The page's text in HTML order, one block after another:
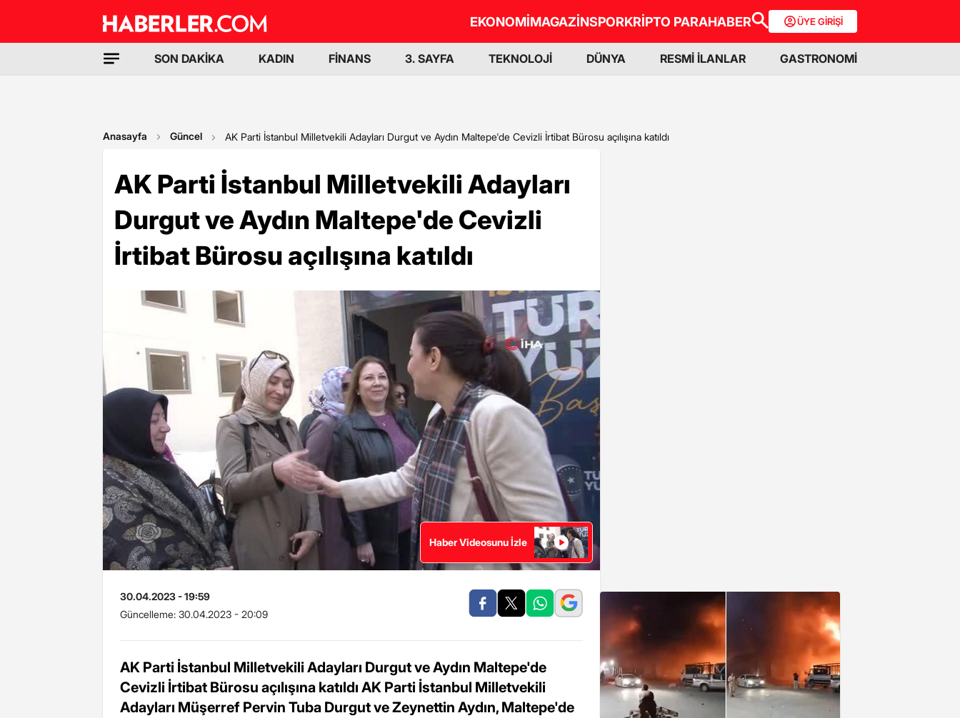
EKONOMİMAGAZİNSPORKRİPTO PARAHABER ÜYE GİRİŞİ
SON DAKİKA KADIN FİNANS 3. SAYFA TEKNOLOJİ DÜNYA RESMİ İLANLAR GASTRONOMİ
Anasayfa Güncel AK Parti İstanbul Milletvekili Adayları Durgut ve Aydın Maltepe'de Cevizli İrtibat Bürosu açılışına katıldı
AK Parti İstanbul Milletvekili Adayları
Durgut ve Aydın Maltepe'de Cevizli
İrtibat Bürosu açılışına katıldı
Haber Videosunu İzle
30.04.2023 - 19:59
Güncelleme: 30.04.2023 - 20:09
AK Parti İstanbul Milletvekili Adayları Durgut ve Aydın Maltepe'de
Cevizli İrtibat Bürosu açılışına katıldı AK Parti İstanbul Milletvekili
Adayları Müşerref Pervin Tuba Durgut ve Zeynettin Aydın, Maltepe'de